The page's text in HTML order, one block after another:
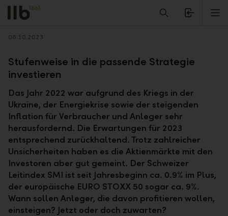
Alerts.Headline
Zurück
06.10.2023
Stufenweise in die passende Strategie
investieren
Das Jahr 2022 war aufgrund des Kriegs in der
Ukraine, der Energiekrise sowie der steigenden
Inflation für Verbraucher und Anleger sehr
herausfordernd. Die Erwartungen für 2023
entsprechend zurückhaltend. Trotz zahlreicher
Unsicherheiten haben es die Aktienmärkte mit den
Investoren aber gut gemeint. Der Schweizer
Leitindex SMI ist seit Jahresbeginn ca. 0.9% im Plus,
der europäische EURO STOXX 50 sogar ca. 9%.
Wann sollen Anleger, die davon profitieren wollen,
einsteigen? Jetzt oder doch zuwarten?